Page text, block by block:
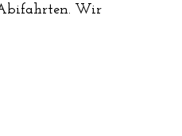
Abifahrten. Wir